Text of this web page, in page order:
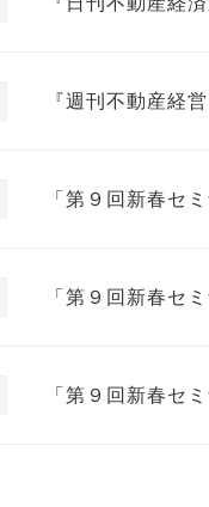
『週刊不動産経
「第９回新春セ
「第９回新春セ
「第９回新春セ